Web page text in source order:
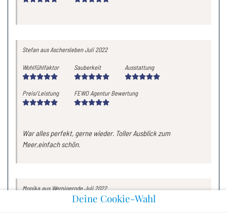
Stefanaus AscherslebenJuli 2022
Wohlfühlfaktor Sauberkeit Ausstattung
Preis/Leistung FEWO Agentur Bewertung
War alles perfekt, gerne wieder. Toller Ausblick zum
Meer,einfach schön.
Monikaaus WernigerodeJuli 2022
Deine Cookie-Wahl